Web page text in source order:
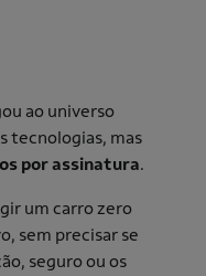
ao universo
tecnologias, mas
por assinatura.
um carro zero
sem precisar se
seguro ou os